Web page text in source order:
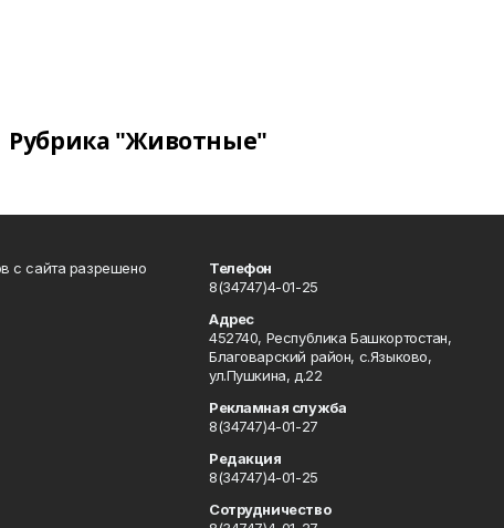
Рубрика "Животные"
с сайта разрешено
Телефон
8(34747)4-01-25
Адрес
452740, Республика Башкортостан,
Благоварский район, с.Языково,
ул.Пушкина, д.22
Рекламная служба
8(34747)4-01-27
Редакция
8(34747)4-01-25
Сотрудничество